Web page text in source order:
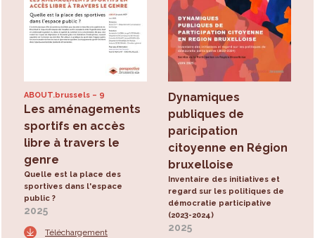
ABOUT.brussels 9
Les aménagements
sportifs en accès
libre à travers le
genre
Quelle est la place des
sportives dans l'espace
public ?
2025
Téléchargement
Dynamiques
publiques de
paricipation
citoyenne en Région
bruxelloise
Inventaire des initiatives et
regard sur les politiques de
démocratie participative
(2023-2024)
2025